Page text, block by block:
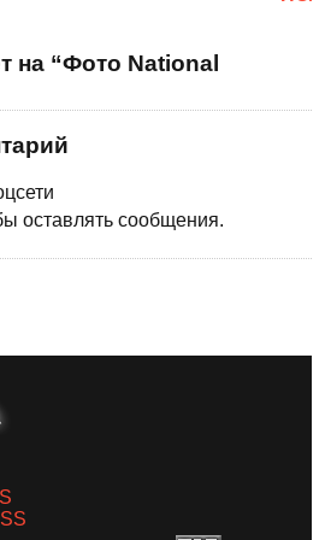
на “Фото National
оставлять сообщения.